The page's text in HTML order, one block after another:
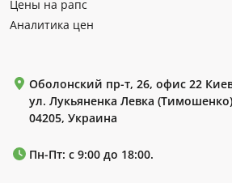
Цены на рапс
Аналитика цен
Оболонский пр-т, 26, офис 22
ул. Лукьяненка Левка
04205, Украина
Пн-Пт: с 9:00 до 18:00.